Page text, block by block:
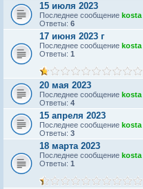
15 июля 2023
Последнее сообщение kosta
Ответы: 6
17 июня 2023 г
Последнее сообщение kosta
Ответы: 1
20 мая 2023
Последнее сообщение kosta
Ответы: 4
15 апреля 2023
Последнее сообщение kosta
Ответы: 3
18 марта 2023
Последнее сообщение kosta
Ответы: 1